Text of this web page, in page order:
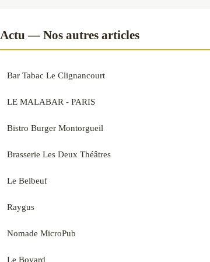
Actu — Nos autres articles
Bar Tabac Le Clignancourt
LE MALABAR - PARIS
Bistro Burger Montorgueil
Brasserie Les Deux Théâtres
Le Belbeuf
Raygus
Nomade MicroPub
Le Boyard